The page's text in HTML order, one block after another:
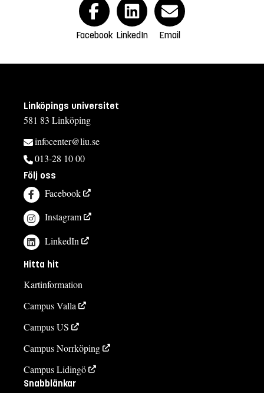
Facebook LinkedIn Email
Linköpings universitet
581 83 Linköping
infocenter@liu.se
013-28 10 00
Följ oss
Facebook
Instagram
LinkedIn
Hitta hit
Kartinformation
Campus Valla
Campus US
Campus Norrköping
Campus Lidingö
Snabblänkar